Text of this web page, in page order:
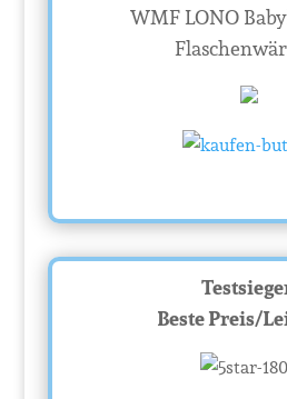
WMF LONO
Beste Preis/